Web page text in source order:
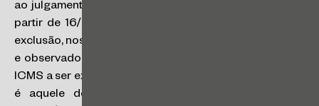
ao julgamento do RE nº 574.706/PR pelo STF, pode, a
partir de 16/03/2017, pleitear administrativamente sua
exclusão, nos termos do Parecer SEI Nº 7.698/2021/ME
e observado o prazo de 5 anos do Art. 168 do CTN. O
ICMS a ser excluído da base de cálculo do PIS/COFINS
é aquele destacado no documento fiscal (SC nº